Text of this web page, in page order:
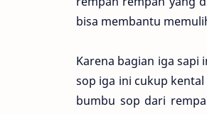
bisa membantu
Karena bagian iga
sop iga ini cukup
bumbu sop dari